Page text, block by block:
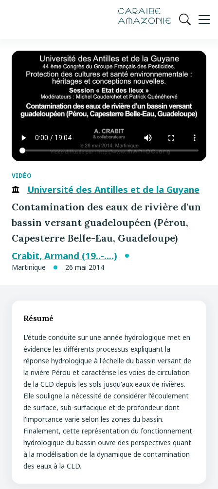
Ouvrir
VIDÉO
Université des Antilles et de la Guyane
Contamination des eaux de rivière d'un
bassin versant guadeloupéen (Pérou,
Capesterre Belle-Eau, Guadeloupe)
Crabit, Armand (19..-....)
Martinique 26 mai 2014
Résumé
L'étude conduite sur une année hydrologique met en
évidence les différents processus expliquant la
réponse hydrologique à l'échelle du bassin versant de
la rivière Pérou et caractérise les voies de circulation
de la CLD depuis les sols jusqu'aux eaux de rivières.
Elle souligne la nécessité de considérer l'écoulement
de surface, sub-surfacique et de profondeur dont
l'importance varie selon les zones du bassin.
Finalement, cette représentation du fonctionnement
hydrologique du bassin ouvre des perspectives quant
à la modélisation de la dynamique de contamination
des eaux à la CLD.